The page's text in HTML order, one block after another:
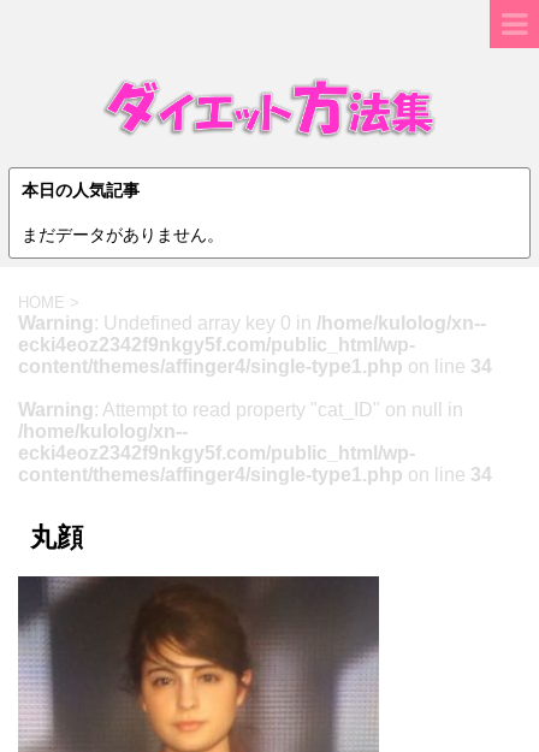
本日の人気記事
まだデータがありません。
HOME >
Warning: Undefined array key 0 in /home/kulolog/xn--
ecki4eoz2342f9nkgy5f.com/public_html/wp-
content/themes/affinger4/single-type1.php on line 34
Warning: Attempt to read property "cat_ID" on null in
/home/kulolog/xn--
ecki4eoz2342f9nkgy5f.com/public_html/wp-
content/themes/affinger4/single-type1.php on line 34
丸顔